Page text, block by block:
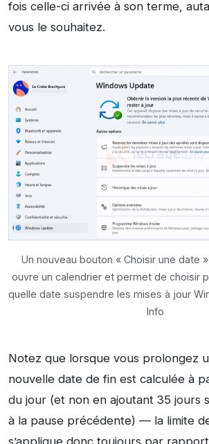
fois celle-ci arrivée à son terme,
vous le souhaitez.
Un nouveau bouton « Choisir une date
ouvre un calendrier et permet de choisir
quelle date suspendre les mises à jour
Info
Notez que lorsque vous prolongez
nouvelle date de fin est calculée à
du jour (et non en ajoutant 35 jours
à la pause précédente) — la limite